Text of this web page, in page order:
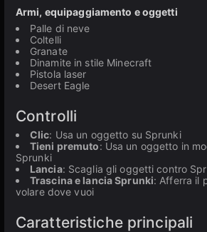
Armi, equipaggiamento e oggetti
Palle di neve
Coltelli
Granate
Dinamite in stile Minecraft
Pistola laser
Desert Eagle
Controlli
Clic: Usa un oggetto su Sprunki
Tieni premuto: Usa un oggetto in
Sprunki
Lancia: Scaglia gli oggetti contro
Trascina e lancia Sprunki: Afferra il
volare dove vuoi
Caratteristiche principali